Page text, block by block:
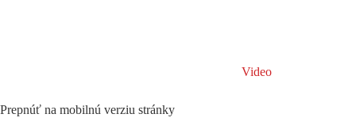
Video
Prepnúť na mobilnú verziu stránky